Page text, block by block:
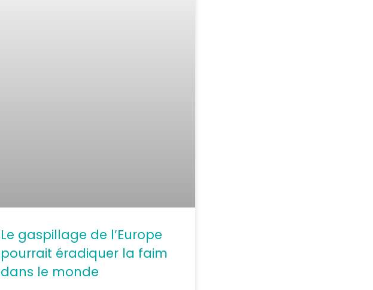
Le gaspillage de l’Europe
pourrait éradiquer la faim
dans le monde